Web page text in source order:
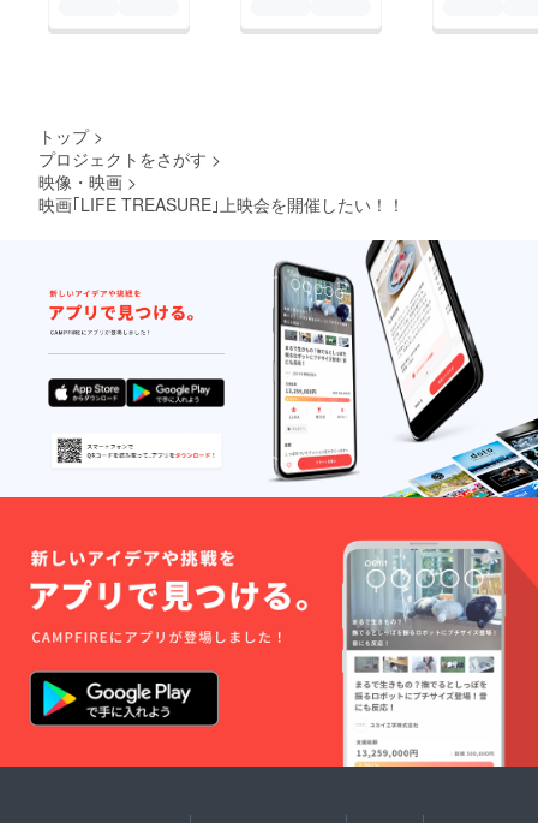
トップ >
プロジェクトをさがす >
映像・映画 >
映画｢LIFE TREASURE｣上映会を開催したい！！